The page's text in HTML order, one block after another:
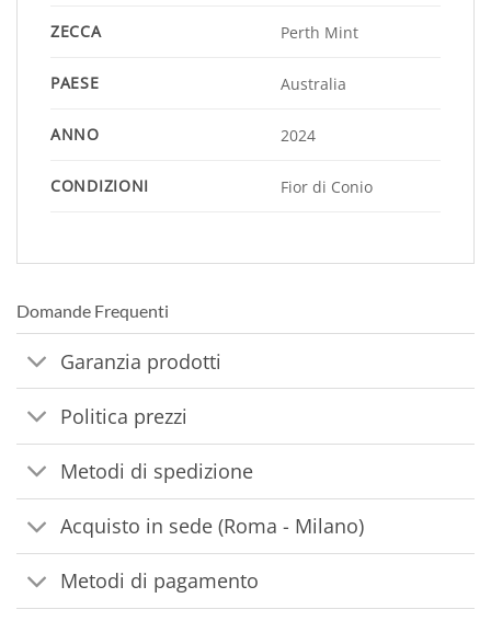
ZECCA Perth Mint
PAESE Australia
ANNO 2024
CONDIZIONI Fior di Conio
Domande Frequenti
Garanzia prodotti
Politica prezzi
Metodi di spedizione
Acquisto in sede (Roma - Milano)
Metodi di pagamento